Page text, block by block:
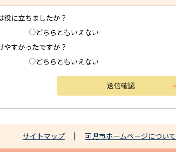
役に立ちましたか？
どちらともいえない
やすかったですか？
どちらともいえない
サイトマップ 可児市ホームページについて